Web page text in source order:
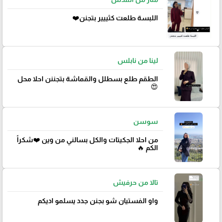
اللبسة طلعت كثييير بتجنن❤️
لينا من نابلس
الطقم طلع بسطلل والقماشة بتجننن احلا محل
😍
سوسن
من احلا الجكيتات والكل بسالني من وين ❤️شكراً
الكم 🔥
تالا من حرفيش
واو الفستيان شو بجنن جدد يسلمو اديكم